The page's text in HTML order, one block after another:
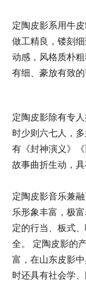
定陶皮影系用牛
做工精良，镂刻
动感，风格质朴
有细、豪放有致
定陶皮影除有专
时少则六七人，
有《封神演义》
故事曲折生动，具
定陶皮影音乐兼
乐形象丰富，极
定的行当、板式
全。 定陶皮影的
富，在山东皮影
时还具有社会学